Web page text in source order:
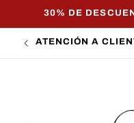
Skip to30% DE
ATENCIÓN A